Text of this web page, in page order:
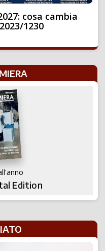
cosa cambia
1230
Edition